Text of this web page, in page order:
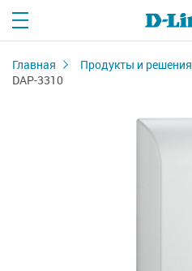
Главная Продукты и решения
DAP-3310